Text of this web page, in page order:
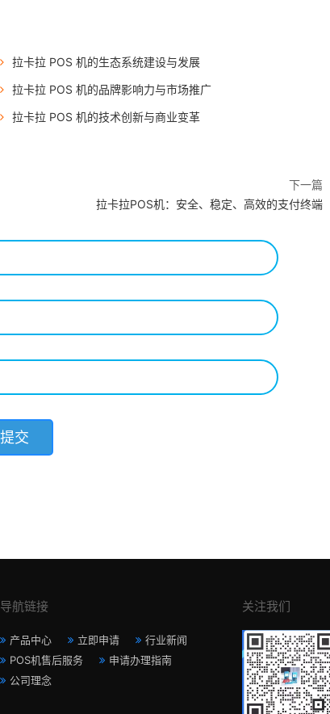
拉卡拉 POS 机的生态系统建设与发展
拉卡拉 POS 机的品牌影响力与市场推广
拉卡拉 POS 机的技术创新与商业变革
下一篇
拉卡拉POS机：安全、稳定、高效的支付终端
导航链接
产品中心 立即申请
行业新闻
POS机售后服务
申请办理指南
公司理念
关注我们